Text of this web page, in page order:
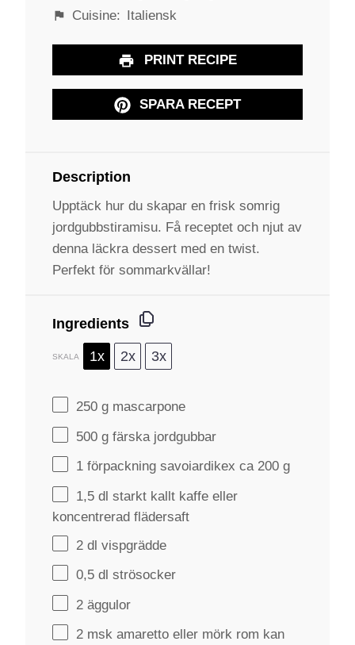
Cuisine: Italiensk
PRINT RECIPE
SPARA RECEPT
Description
Upptäck hur du skapar en frisk somrig
jordgubbstiramisu. Få receptet och njut av
denna läckra dessert med en twist.
Perfekt för sommarkvällar!
Ingredients
SKALA 1x 2x 3x
250 g mascarpone
500 g färska jordgubbar
1 förpackning savoiardikex ca 200 g
1,5 dl starkt kallt kaffe eller
koncentrerad flädersaft
2 dl vispgrädde
0,5 dl strösocker
2 äggulor
2 msk amaretto eller mörk rom kan